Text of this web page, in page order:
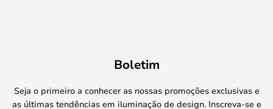
Boletim
Seja o primeiro a conhecer as nossas promoções exclusivas e
as últimas tendências em iluminação de design. Inscreva-se e